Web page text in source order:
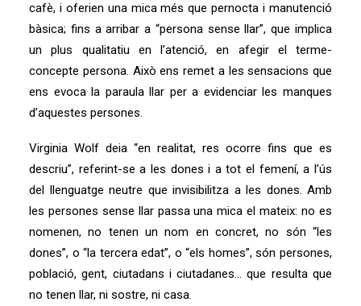
cafè, i oferien una mica més que pernocta i manutenció
bàsica; fins a arribar a “persona sense llar”, que implica
un plus qualitatiu en l’atenció, en afegir el terme-
concepte persona. Això ens remet a les sensacions que
ens evoca la paraula llar per a evidenciar les manques
d’aquestes persones.
Virginia Wolf deia “en realitat, res ocorre fins que es
descriu”, referint-se a les dones i a tot el femení, a l’ús
del llenguatge neutre que invisibilitza a les dones. Amb
les persones sense llar passa una mica el mateix: no es
nomenen, no tenen un nom en concret, no són “les
dones”, o “la tercera edat”, o “els homes”, són persones,
població, gent, ciutadans i ciutadanes… que resulta que
no tenen llar, ni sostre, ni casa.